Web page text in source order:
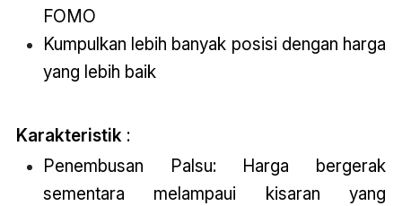
FOMO
Kumpulkan lebih banyak posisi dengan harga
yang lebih baik
Karakteristik :
Penembusan Palsu: Harga bergerak
sementara melampaui kisaran yang